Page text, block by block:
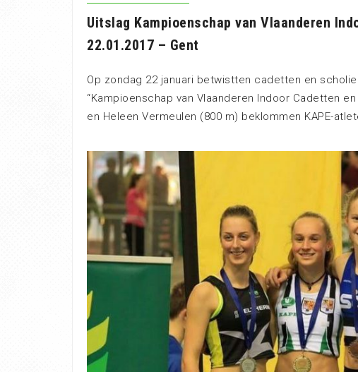
Uitslag Kampioenschap van Vlaanderen
22.01.2017 – Gent
Op zondag 22 januari betwistten cadetten en
“Kampioenschap van Vlaanderen Indoor Cadetten
en Heleen Vermeulen (800 m) beklommen KAPE-